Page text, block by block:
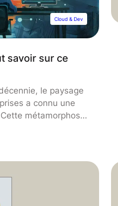
Cloud & Dev
savoir sur ce
le paysage
a connu une
métamorphose
qui a
infrastructures
à une nouvelle
d’innovation.